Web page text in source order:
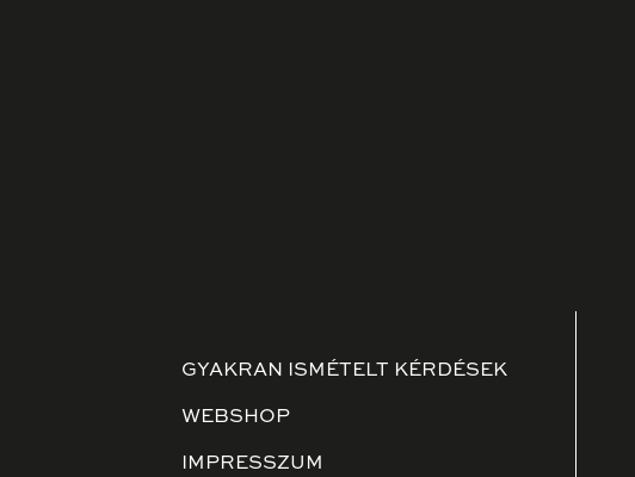
GYAKRAN ISMÉTELT KÉRDÉSEK
WEBSHOP
IMPRESSZUM